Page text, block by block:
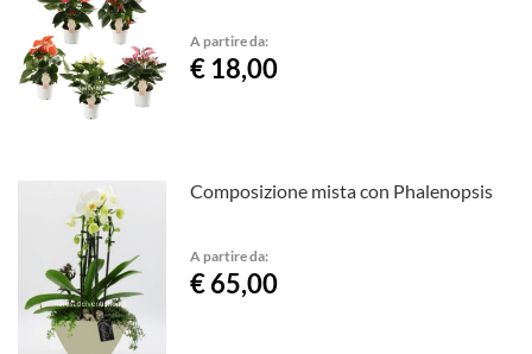
A partire da:
€ 18,00
Composizione mista con Phalenopsis
A partire da:
€ 65,00